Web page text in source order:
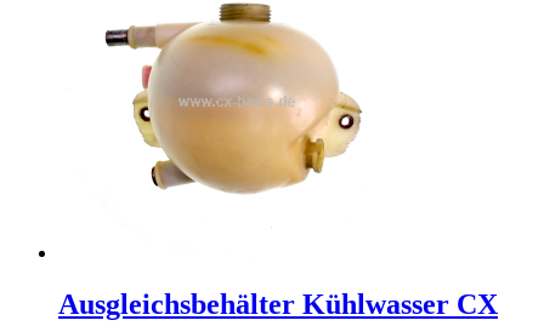
Ausgleichsbehälter Kühlwasser CX